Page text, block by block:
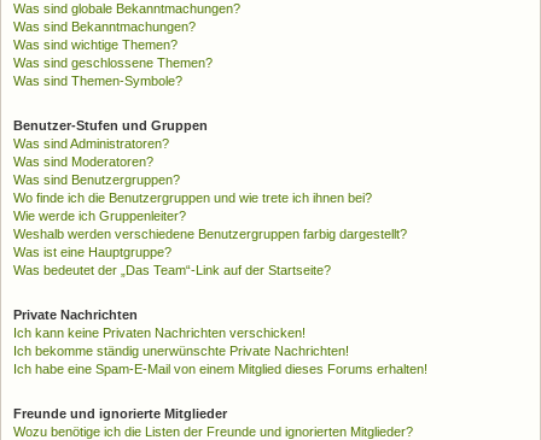
Was sind globale Bekanntmachungen?
Was sind Bekanntmachungen?
Was sind wichtige Themen?
Was sind geschlossene Themen?
Was sind Themen-Symbole?
Benutzer-Stufen und Gruppen
Was sind Administratoren?
Was sind Moderatoren?
Was sind Benutzergruppen?
Wo finde ich die Benutzergruppen und wie trete ich ihnen bei?
Wie werde ich Gruppenleiter?
Weshalb werden verschiedene Benutzergruppen farbig dargestellt?
Was ist eine Hauptgruppe?
Was bedeutet der „Das Team“-Link auf der Startseite?
Private Nachrichten
Ich kann keine Privaten Nachrichten verschicken!
Ich bekomme ständig unerwünschte Private Nachrichten!
Ich habe eine Spam-E-Mail von einem Mitglied dieses Forums erhalten!
Freunde und ignorierte Mitglieder
Wozu benötige ich die Listen der Freunde und ignorierten Mitglieder?